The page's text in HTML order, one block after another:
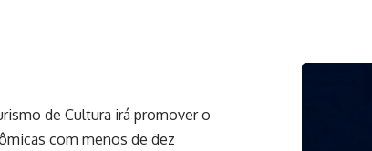
de Cultura irá promover o
com menos de dez